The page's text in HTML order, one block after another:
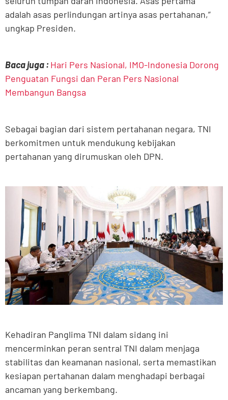
adalah asas perlindungan artinya asas pertahanan,”
ungkap Presiden.
Baca juga : Hari Pers Nasional, IMO-Indonesia Dorong
Penguatan Fungsi dan Peran Pers Nasional
Membangun Bangsa
Sebagai bagian dari sistem pertahanan negara, TNI
berkomitmen untuk mendukung kebijakan
pertahanan yang dirumuskan oleh DPN.
Kehadiran Panglima TNI dalam sidang ini
mencerminkan peran sentral TNI dalam menjaga
stabilitas dan keamanan nasional, serta memastikan
kesiapan pertahanan dalam menghadapi berbagai
ancaman yang berkembang.